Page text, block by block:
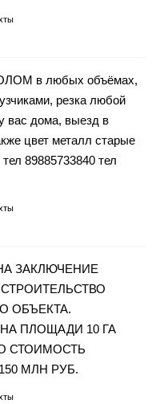
в любых объёмах,
резка любой
вас дома, выезд в
цвет металл старые
89885733840 тел
ЗАКЛЮЧЕНИЕ
ОБЪЕКТА.
ПЛОЩАДИ 10 ГА
СТОИМОСТЬ
МЛН РУБ.